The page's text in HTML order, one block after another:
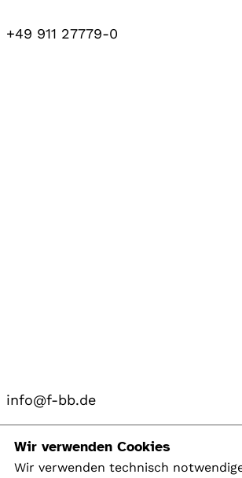
+49 911 27779-0
info@f-bb.de
Navigation
Wir verwenden Cookies
Wir verwenden technisch